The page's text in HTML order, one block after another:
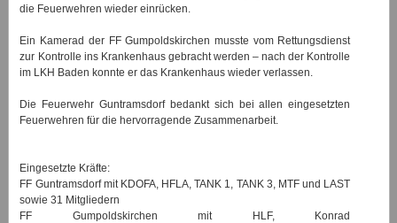
die Feuerwehren wieder einrücken.
Ein Kamerad der FF Gumpoldskirchen musste vom Rettungsdienst
zur Kontrolle ins Krankenhaus gebracht werden – nach der Kontrolle
im LKH Baden konnte er das Krankenhaus wieder verlassen.
Die Feuerwehr Guntramsdorf bedankt sich bei allen eingesetzten
Feuerwehren für die hervorragende Zusammenarbeit.
Eingesetzte Kräfte:
FF Guntramsdorf mit KDOFA, HFLA, TANK 1, TANK 3, MTF und LAST
sowie 31 Mitgliedern
FF Gumpoldskirchen mit HLF, Konrad